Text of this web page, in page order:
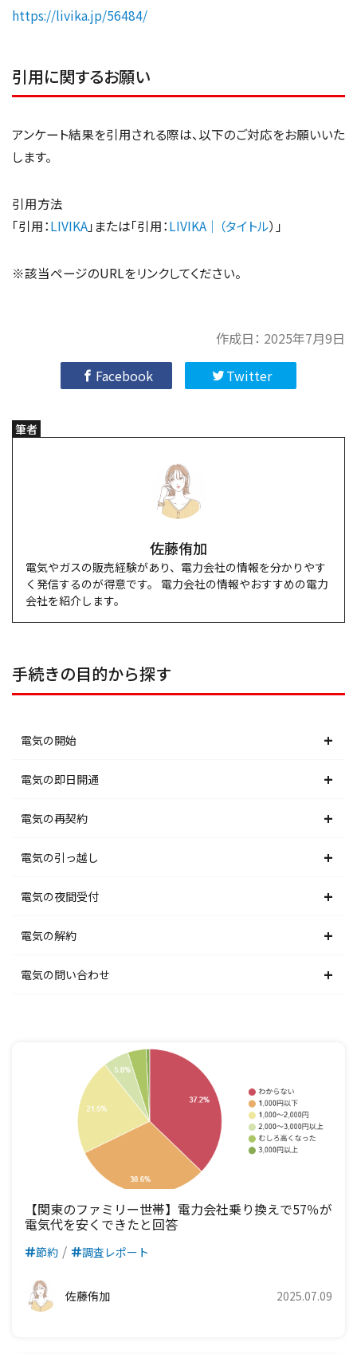
https://livika.jp/56484/
引用に関するお願い
アンケート結果を引用される際は、以下のご対応をお願いいた
します。
引用方法
「引用：LIVIKA」または「引用：LIVIKA｜（タイトル）」
※該当ページのURLをリンクしてください。
作成日： 2025年7月9日
Facebook
Twitter
筆者
佐藤侑加
電気やガスの販売経験があり、電力会社の情報を分かりやす
く発信するのが得意です。 電力会社の情報やおすすめの電力
会社を紹介します。
手続きの目的から探す
電気の開始
北海道電力エリア
東北電力エリア
東京電力エリア
北陸電力エリア
中部電力エリア
関西電力エリア
九州電力エリア
電気の即日開通
北海道電力エリア
東北電力エリア
東京電力エリア
北陸電力エリア
中部電力エリア
四国電力エリア
九州電力エリア
電気の再契約
北海道電力エリア
東北電力エリア
東京電力エリア
北陸電力エリア
中国電力エリア
四国電力エリア
九州電力エリア
電気の引っ越し
北海道電力エリア
東北電力エリア
東京電力エリア
関西電力エリア
中国電力エリア
四国電力エリア
九州電力エリア
電気の夜間受付
北海道電力エリア
東北電力エリア
中部電力エリア
関西電力エリア
中国電力エリア
四国電力エリア
電気の解約
北海道電力エリア
北陸電力エリア
中部電力エリア
関西電力エリア
中国電力エリア
九州電力エリア
電気の問い合わせ
東京電力エリア
北陸電力エリア
中部電力エリア
関西電力エリア
中国電力エリア
四国電力エリア
【関東のファミリー世帯】電力会社乗り換えで57％が
電気代を安くできたと回答
節約 調査レポート
佐藤侑加 2025.07.09